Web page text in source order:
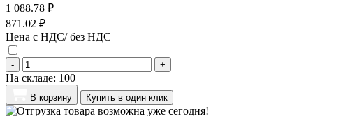
1 088.78 ₽
871.02 ₽
Цена с НДС/ без НДС
- +
На складе: 100
В корзину Купить в один клик